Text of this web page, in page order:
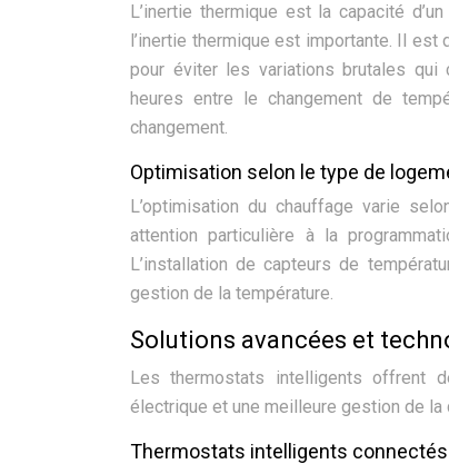
L’inertie thermique est la capacité
l’inertie thermique est importante. Il
pour éviter les variations brutales qui
heures entre le changement de
changement.
Optimisation selon le type de
L’optimisation du chauffage varie
attention particulière à la
L’installation de capteurs de
gestion de la température.
Solutions avancées et
Les thermostats intelligents offrent
électrique et une meilleure gestion de la
Thermostats intelligents connectés